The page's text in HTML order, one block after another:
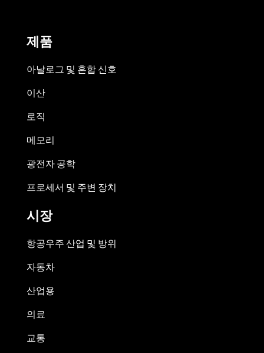
제품
아날로그 및 혼합 신호
이산
로직
메모리
광전자 공학
프로세서 및 주변 장치
시장
항공우주 산업 및 방위
자동차
산업용
의료
교통